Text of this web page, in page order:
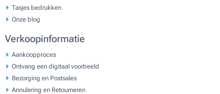
Tasjes bedrukken
Onze blog
Verkoopinformatie
Aankoopproces
Ontvang een digitaal voorbeeld
Bezorging en Postsales
Annulering en Retourneren